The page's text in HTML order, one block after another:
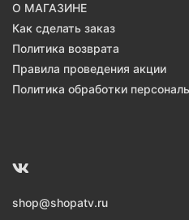
О МАГАЗИНЕ
Как сделать заказ
Политика возврата
Правила проведения акции
Политика обработки
shop@shopatv.ru